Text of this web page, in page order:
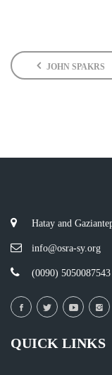
JOHN SPAKRS
Hatay and
info@osra-sy.org
(0090) 5050087543
QUICK LINKS